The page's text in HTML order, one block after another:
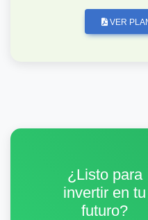
VER
¿Listo para
invertir en tu
futuro?